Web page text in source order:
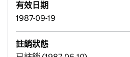
有效日期
1987-09-19
註銷狀態